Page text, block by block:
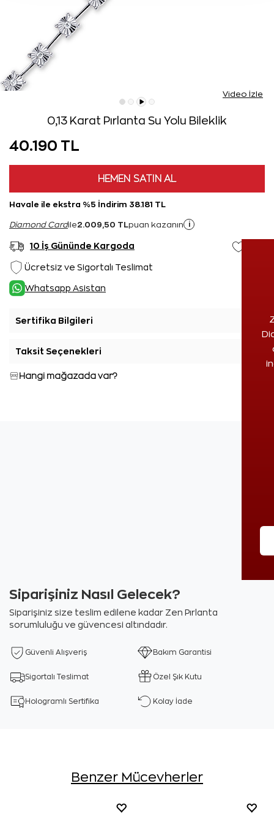
Video İzle
0,13 Karat Pırlanta Su Yolu Bileklik
40.190 TL
HEMEN SATIN AL
Havale ile ekstra %5 İndirim 38.181 TL
Diamond Cardile2.009,50 TL puan kazanın i
10 İş Gününde Kargoda
Ücretsiz ve Sigortalı Teslimat
Whatsapp Asistan
Sertifika Bilgileri
Taksit Seçenekleri
Hangi mağazada var?
Siparişiniz Nasıl Gelecek?
Siparişiniz size teslim edilene kadar Zen Pırlanta
sorumluluğu ve güvencesi altındadır.
Güvenli Alışveriş Bakım Garantisi
Sigortalı Teslimat Özel Şık Kutu
Hologramlı Sertifika Kolay İade
Benzer Mücevherler